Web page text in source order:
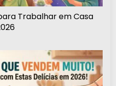
Trabalhar em Casa